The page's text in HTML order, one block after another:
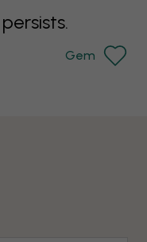
Gem